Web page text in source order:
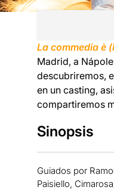
La commedia è
Madrid, a
descubriremos,
en un casting,
compartiremos
Sinopsis
Guiados por
Paisiello,